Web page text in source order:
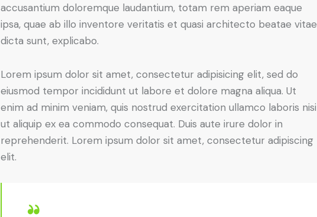
accusantium doloremque laudantium, totam rem aperiam eaque
ipsa, quae ab illo inventore veritatis et quasi architecto beatae vitae
dicta sunt, explicabo.
Lorem ipsum dolor sit amet, consectetur adipisicing elit, sed do
eiusmod tempor incididunt ut labore et dolore magna aliqua. Ut
enim ad minim veniam, quis nostrud exercitation ullamco laboris nisi
ut aliquip ex ea commodo consequat. Duis aute irure dolor in
reprehenderit. Lorem ipsum dolor sit amet, consectetur adipiscing
elit.